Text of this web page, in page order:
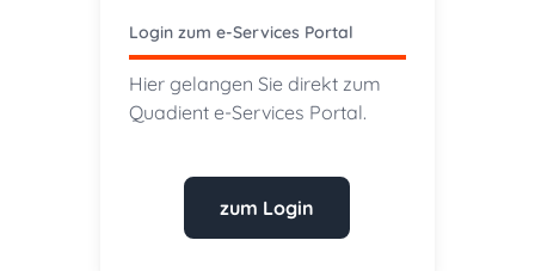
Login zum e-Services Portal
Hier gelangen Sie direkt zum
Quadient e-Services Portal.
zum Login